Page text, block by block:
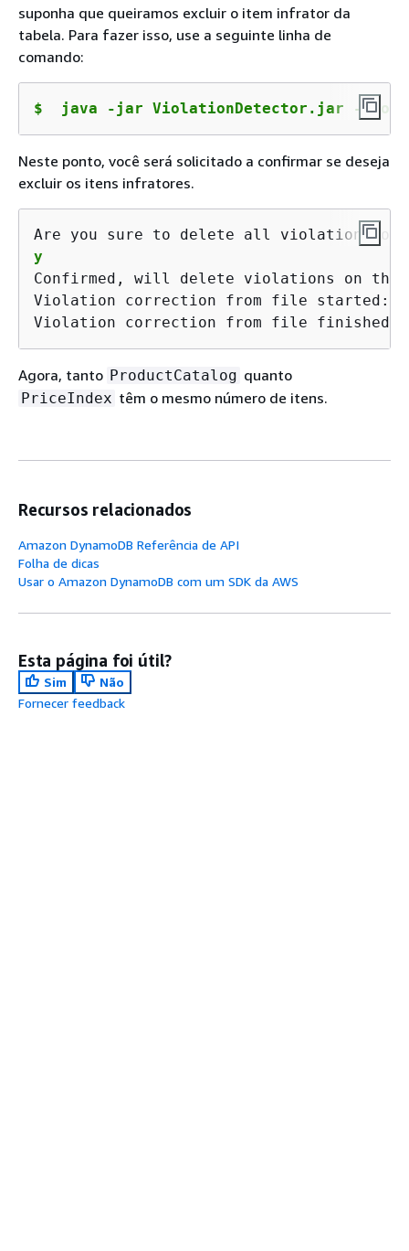
suponha que queiramos excluir o item infrator da
tabela. Para fazer isso, use a seguinte linha de
comando:
$ java -jar ViolationDetector.jar --
Neste ponto, você será solicitado a confirmar se deseja
excluir os itens infratores.
Are you sure to delete all violations on
y
Confirmed, will delete violations on
Violation correction from file started:
Violation correction from file finished:
Agora, tanto ProductCatalog quanto
PriceIndex têm o mesmo número de itens.
Recursos relacionados
Amazon DynamoDB Referência de API
Folha de dicas
Usar o Amazon DynamoDB com um SDK da AWS
Esta página foi útil?
Sim
Não
Fornecer feedback